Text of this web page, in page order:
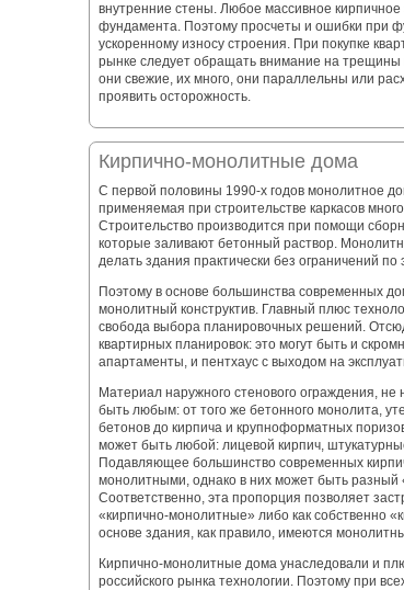
внутренние стены. Любое массивное кирпичное
фундамента. Поэтому просчеты и ошибки при
ускоренному износу строения. При покупке
рынке следует обращать внимание на трещины
они свежие, их много, они параллельны или
проявить осторожность.
Кирпично-монолитные дома
С первой половины 1990-х годов монолитное
применяемая при строительстве каркасов
Строительство производится при помощи
которые заливают бетонный раствор.
делать здания практически без ограничений по
Поэтому в основе большинства современных
монолитный конструктив. Главный плюс
свобода выбора планировочных решений.
квартирных планировок: это могут быть и
апартаменты, и пентхаус с выходом на
Материал наружного стенового ограждения, не
быть любым: от того же бетонного монолита,
бетонов до кирпича и крупноформатных
может быть любой: лицевой кирпич,
Подавляющее большинство современных
монолитными, однако в них может быть разный
Соответственно, эта пропорция позволяет
«кирпично-монолитные» либо как собственно
основе здания, как правило, имеются
Кирпично-монолитные дома унаследовали и
российского рынка технологии. Поэтому при